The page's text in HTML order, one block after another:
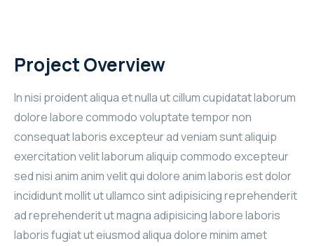
Project Overview
In nisi proident aliqua et nulla ut cillum cupidatat laborum
dolore labore commodo voluptate tempor non
consequat laboris excepteur ad veniam sunt aliquip
exercitation velit laborum aliquip commodo excepteur
sed nisi anim anim velit qui dolore anim laboris est dolor
incididunt mollit ut ullamco sint adipisicing reprehenderit
ad reprehenderit ut magna adipisicing labore laboris
laboris fugiat ut eiusmod aliqua dolore minim amet